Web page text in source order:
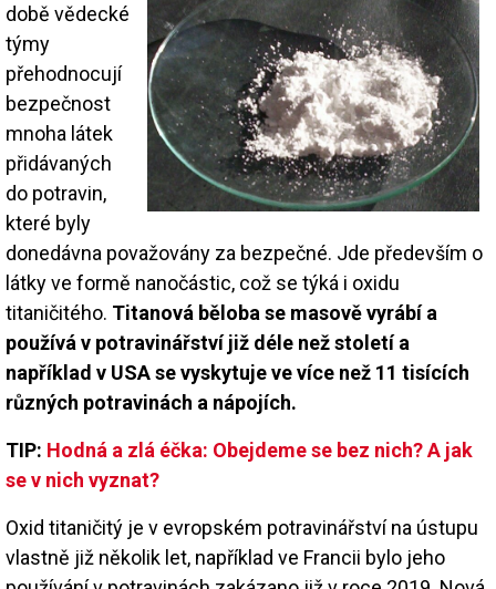
době vědecké
týmy
přehodnocují
bezpečnost
mnoha látek
přidávaných
do potravin,
které byly
donedávna považovány za bezpečné. Jde především o
látky ve formě nanočástic, což se týká i oxidu
titaničitého. Titanová běloba se masově vyrábí a
používá v potravinářství již déle než století a
například v USA se vyskytuje ve více než 11 tisících
různých potravinách a nápojích.
TIP: Hodná a zlá éčka: Obejdeme se bez nich? A jak
se v nich vyznat?
Oxid titaničitý je v evropském potravinářství na ústupu
vlastně již několik let, například ve Francii bylo jeho